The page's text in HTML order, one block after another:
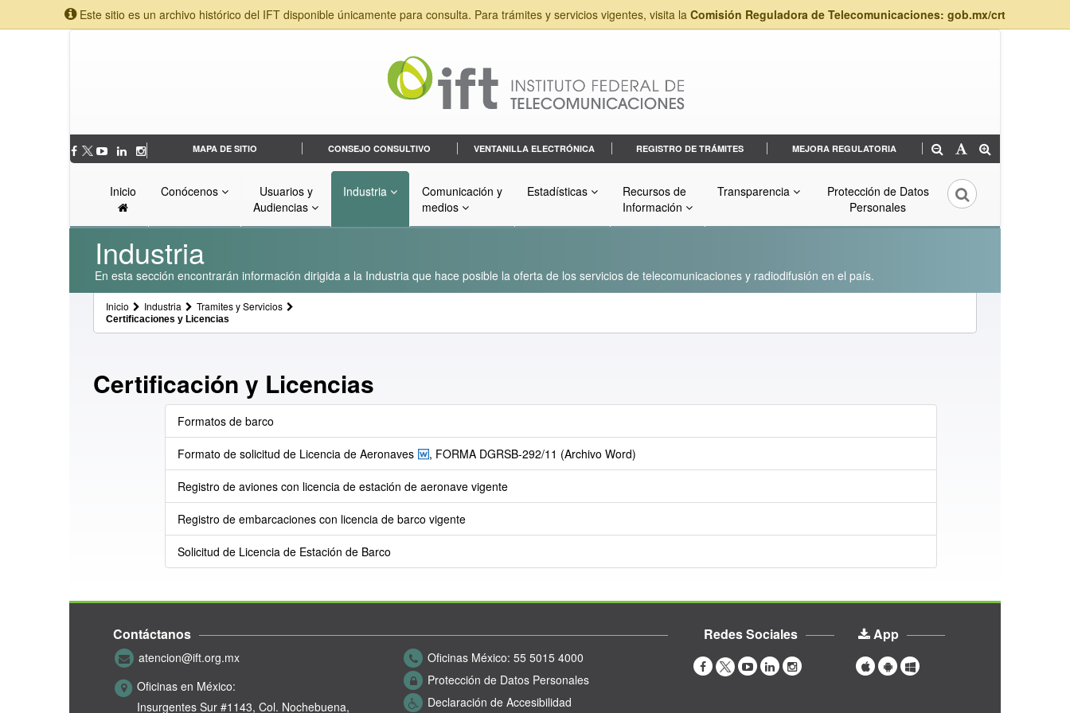
Este sitio es un archivo histórico del IFT disponible únicamente para consulta. Para trámites y servicios vigentes, visita la Comisión Reguladora de Telecomunicaciones: gob.mx/crt
MAPA DE SITIO CONSEJO CONSULTIVO VENTANILLA ELECTRÓNICA REGISTRO DE TRÁMITES MEJORA REGULATORIA
Inicio Conócenos
Usuarios y
Audiencias
Industria
Comunicación y
medios
Estadísticas
Recursos de
Información
Transparencia
Protección de Datos
Personales
Industria
En esta sección encontrarán información dirigida a la Industria que hace posible la oferta de los servicios de telecomunicaciones y radiodifusión en el país.
Inicio Industria Tramites y Servicios
Certificaciones y Licencias
Certificación y Licencias
Formatos de barco
Formato de solicitud de Licencia de Aeronaves , FORMA DGRSB-292/11 (Archivo Word)
Registro de aviones con licencia de estación de aeronave vigente
Registro de embarcaciones con licencia de barco vigente
Solicitud de Licencia de Estación de Barco
Contáctanos
atencion@ift.org.mx
Oficinas en México:
Insurgentes Sur #1143, Col. Nochebuena,
Oficinas México: 55 5015 4000
Protección de Datos Personales
Declaración de Accesibilidad
Redes Sociales App